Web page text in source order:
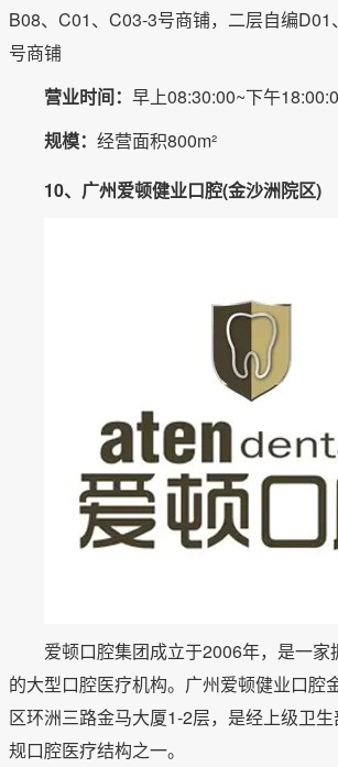
B08、C01、C03-3号商铺，二层自编
号商铺
营业时间： 早上08:30:00~下午
规模： 经营面积800m²
10、广州爱顿健业口腔(金沙洲院区)
爱顿口腔集团成立于2006年，是一家
的大型口腔医疗机构。广州爱顿健业口腔
区环洲三路金马大厦1-2层，是经上级卫
规口腔医疗结构之一。